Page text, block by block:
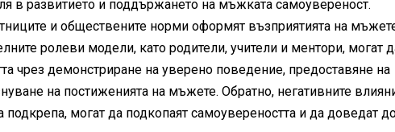
в развитието и поддържането на мъжката самоувереност.
и обществените норми оформят възприятията на
ролеви модели, като родители, учители и ментори, могат
чрез демонстриране на уверено поведение, предоставяне на
на постиженията на мъжете. Обратно, негативните
могат да подкопаят самоувереността и да доведат